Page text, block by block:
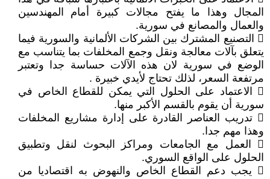
المجال وهذا ما يفتح مجالات كبيرة أمام المهندسين
والعمال والمصانع في سورية.
 التصنيع المشترك بين الشركات الألمانية والسورية فيما
يتعلق بآلات معالجة ونقل وجمع المخلفات بما يتناسب مع
الوضع في سورية لان هذه الآلات حساسة جدا وتعتبر
مرتفعة السعر، لذلك تحتاج لأيدي خبيرة .
 الاعتماد على الحلول التي يمكن للقطاع الخاص في
سورية أن يقوم بالقسم الأكبر منها.
 تدريب العناصر القادرة على إدارة مشاريع المخلفات
وهذا مهم جدا.
 العمل مع الجامعات ومراكز البحوث لنقل وتطبيق
الحلول على الواقع السوري.
 يجب دعم القطاع الخاص والنهوض به اقتصاديا من